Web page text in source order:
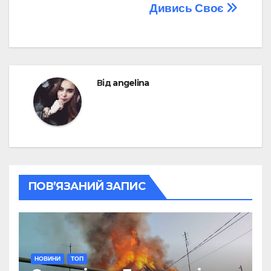
Дивись Своє
Відangelina
ПОВ’ЯЗАНИЙ ЗАПИС
НОВИНИ ТОП